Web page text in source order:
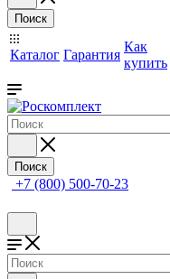
Поиск
Каталог Гарантия
Как
купить
Поиск
+7 (800) 500-70-23